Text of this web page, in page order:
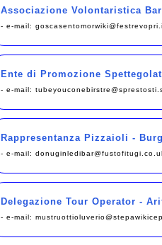
Associazione Volontaristica
- e-mail:
Ente di Promozione
- e-mail:
Rappresentanza Pizzaioli -
- e-mail:
Delegazione Tour Operator -
- e-mail: